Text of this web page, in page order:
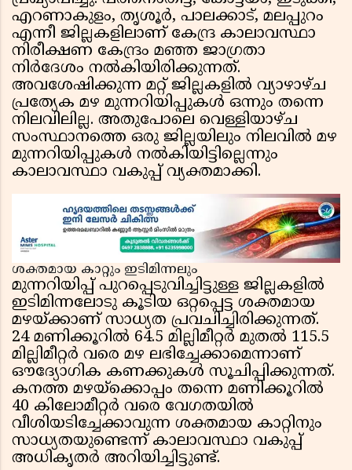
എറണാകുളം, തൃശൂർ, പാലക്കാട്, മലപ്പുറം
എന്നീ ജില്ലകളിലാണ് കേന്ദ്ര കാലാവസ്ഥാ
നിരീക്ഷണ കേന്ദ്രം മഞ്ഞ ജാഗ്രതാ
നിർദേശം നൽകിയിരിക്കുന്നത്.
അവശേഷിക്കുന്ന മറ്റ് ജില്ലകളിൽ വ്യാഴാഴ്ച
പ്രത്യേക മഴ മുന്നറിയിപ്പുകൾ ഒന്നും തന്നെ
നിലവിലില്ല. അതുപോലെ വെള്ളിയാഴ്ച
സംസ്ഥാനത്തെ ഒരു ജില്ലയിലും നിലവിൽ മഴ
മുന്നറിയിപ്പുകൾ നൽകിയിട്ടില്ലെന്നും
കാലാവസ്ഥാ വകുപ്പ് വ്യക്തമാക്കി.
ശക്തമായ കാറ്റും ഇടിമിന്നലും
മുന്നറിയിപ്പ് പുറപ്പെടുവിച്ചിട്ടുള്ള ജില്ലകളിൽ
ഇടിമിന്നലോടു കൂടിയ ഒറ്റപ്പെട്ട ശക്തമായ
മഴയ്ക്കാണ് സാധ്യത പ്രവചിച്ചിരിക്കുന്നത്.
24 മണിക്കൂറിൽ 64.5 മില്ലിമീറ്റർ മുതൽ 115.5
മില്ലിമീറ്റർ വരെ മഴ ലഭിച്ചേക്കാമെന്നാണ്
ഔദ്യോഗിക കണക്കുകൾ സൂചിപ്പിക്കുന്നത്.
കനത്ത മഴയ്‌ക്കൊപ്പം തന്നെ മണിക്കൂറിൽ
40 കിലോമീറ്റർ വരെ വേഗതയിൽ
വീശിയടിച്ചേക്കാവുന്ന ശക്തമായ കാറ്റിനും
സാധ്യതയുണ്ടെന്ന് കാലാവസ്ഥാ വകുപ്പ്
അധികൃതർ അറിയിച്ചിട്ടുണ്ട്.